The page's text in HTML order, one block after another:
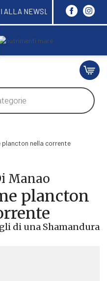
ORE. ISCRIVITI
nella corrente
Manao
plancton
di una Shamandura